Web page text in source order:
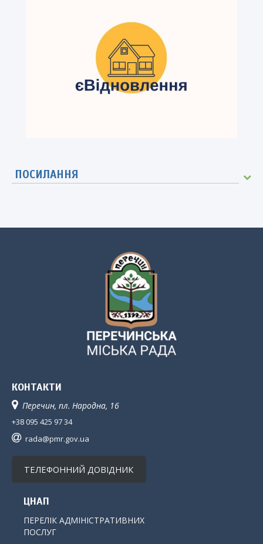
ПОСИЛАННЯ
КОНТАКТИ
Перечин, пл. Народна, 16
+38 095 425 97 34
rada@pmr.gov.ua
ТЕЛЕФОННИЙ ДОВІДНИК
ЦНАП
ПЕРЕЛІК АДМІНІСТРАТИВНИХ
ПОСЛУГ